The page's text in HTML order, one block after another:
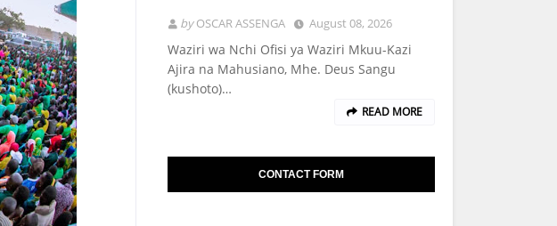
byOSCAR ASSENGA August 08, 2026
Waziri wa Nchi Ofisi ya Waziri Mkuu-Kazi
Ajira na Mahusiano, Mhe. Deus Sangu
(kushoto)…
READ MORE
CONTACT FORM